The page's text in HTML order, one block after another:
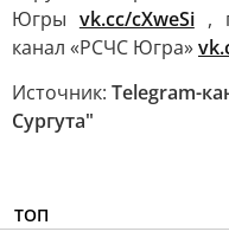
Югры vk.cc/cXweSi,
канал «РСЧС Югра»
Источник: Telegram-
Сургута"
ТОП